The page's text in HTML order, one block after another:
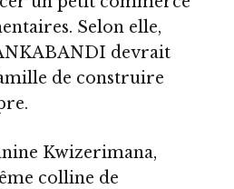
Selon elle,
devrait
de construire
Kwizerimana,
colline de